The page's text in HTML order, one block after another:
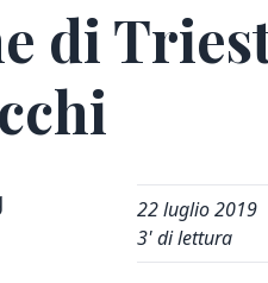
di
22 luglio 2019
3' di lettura